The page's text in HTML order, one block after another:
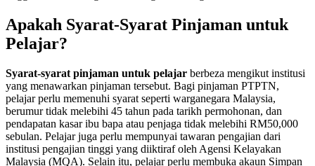
Apakah Syarat-Syarat Pinjaman untuk
Pelajar?
Syarat-syarat pinjaman untuk pelajar berbeza mengikut institusi
yang menawarkan pinjaman tersebut. Bagi pinjaman PTPTN,
pelajar perlu memenuhi syarat seperti warganegara Malaysia,
berumur tidak melebihi 45 tahun pada tarikh permohonan, dan
pendapatan kasar ibu bapa atau penjaga tidak melebihi RM50,000
sebulan. Pelajar juga perlu mempunyai tawaran pengajian dari
institusi pengajian tinggi yang diiktiraf oleh Agensi Kelayakan
Malaysia (MQA). Selain itu, pelajar perlu membuka akaun Simpan